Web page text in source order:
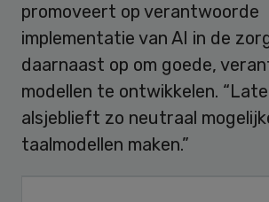
promoveert op verantwoorde
implementatie van AI in de
daarnaast op om goede,
modellen te ontwikkelen.
alsjeblieft zo neutraal
taalmodellen maken.”